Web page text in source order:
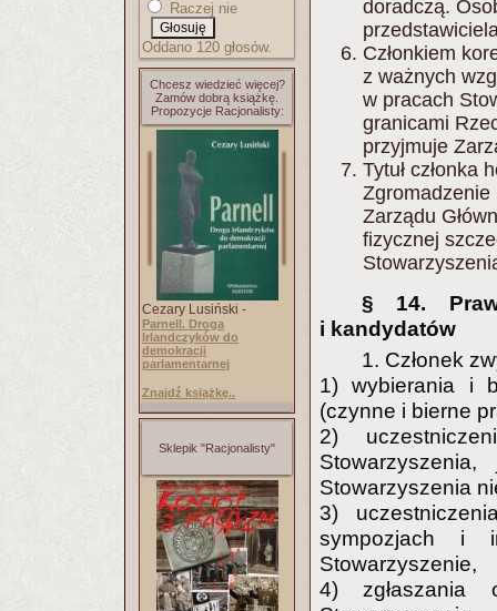
Raczej nie
Oddano 120 głosów.
Chcesz wiedzieć więcej?
Zamów dobrą książkę.
Propozycje Racjonalisty:
Cezary Lusiński -
Parnell. Droga
Irlandczyków do
demokracji
parlamentarnej
Znajdź książkę..
Sklepik "Racjonalisty"
doradczą.
Członkiem
z ważnych
w pracach
granicami
przyjmuje
Tytuł członka
Zgromadzenie
Zarządu
fizycznej
§ 14.
i kandydatów
1. Członek
1) wybierania i
(czynne i bierne
2)
Stowarzyszenia
3)
sympozjach i
Stowarzyszenie,
4) zgłaszania